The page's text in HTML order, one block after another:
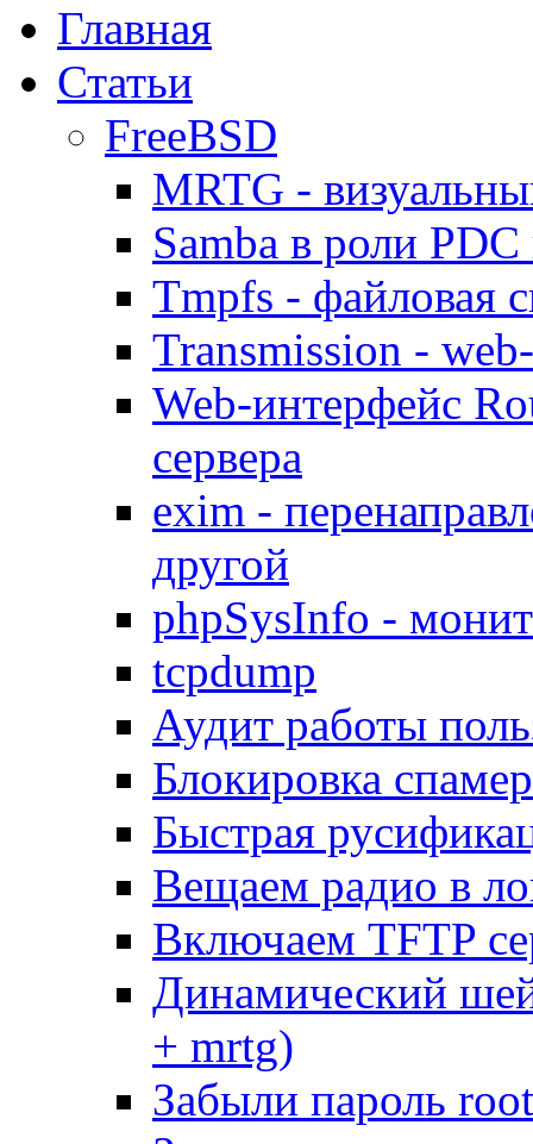
Главная
Статьи
FreeBSD
MRTG -
Samba в роли
Tmpfs - файловая
Transmission -
Web-интерфейс
сервера
exim -
другой
phpSysInfo -
tcpdump
Аудит работы
Блокировка
Быстрая
Вещаем радио в
Включаем TFTP
Динамический
+ mrtg)
Забыли пароль